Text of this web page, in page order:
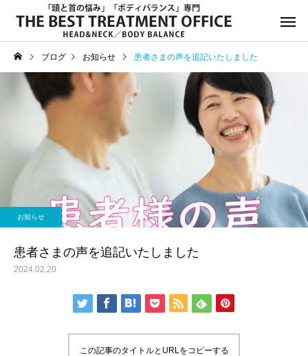
サービスサンプル4
年末年始休診日のお知らせ
お知らせ
8月13日(水)午後休診の
知らせ
ブログ お知らせ 患者さまの声を追記いたしました
お知らせ
患者さまの声を追記いたしました
2024.02.20
この記事のタイトルとURLをコピーする